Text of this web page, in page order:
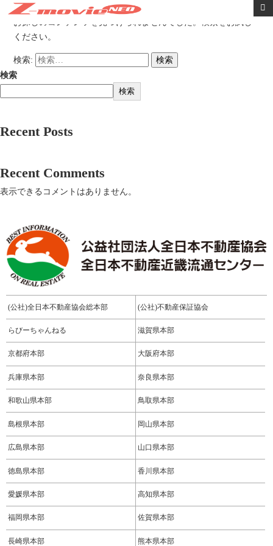
内容をスキップ
ください。
検索:
検索
検索
Recent Posts
Recent Comments
表示できるコメントはありません。
(公社)全日本不動産協会総本部 (公社)不動産保証協会
らびーちゃんねる 滋賀県本部
京都府本部 大阪府本部
兵庫県本部 奈良県本部
和歌山県本部 鳥取県本部
島根県本部 岡山県本部
広島県本部 山口県本部
徳島県本部 香川県本部
愛媛県本部 高知県本部
福岡県本部 佐賀県本部
長崎県本部 熊本県本部